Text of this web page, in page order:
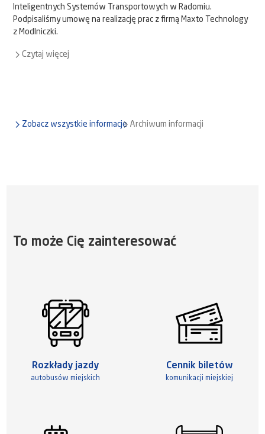
Inteligentnych Systemów Transportowych w Radomiu.
Podpisaliśmy umowę na realizację prac z firmą Maxto Technology
z Modlniczki.
Czytaj więcej
Zobacz wszystkie informacje Archiwum informacji
To może Cię zainteresować
Rozkłady jazdy
autobusów miejskich
Cennik biletów
komunikacji miejskiej